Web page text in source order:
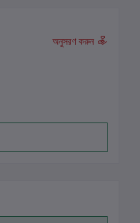
অনুসরণ করুন